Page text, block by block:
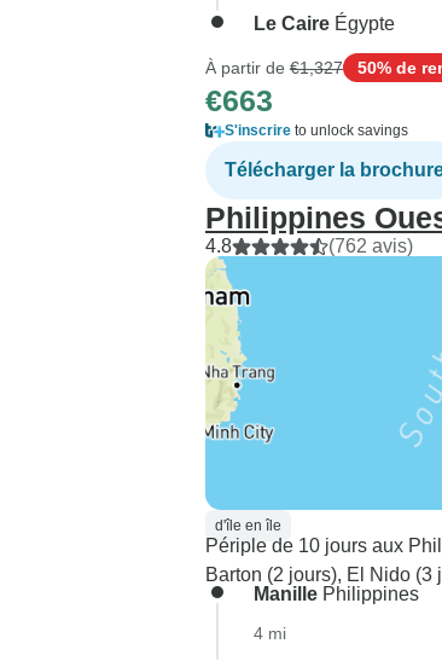
Le Caire Égypte
À partir de €1,327 50% de
€663
S'inscrire to unlock savings
Télécharger la
Philippines
4.8 (762 avis)
d'île en île
Périple de 10 jours aux
Barton (2 jours), El Nido (3
Manille Philippines
4 mi